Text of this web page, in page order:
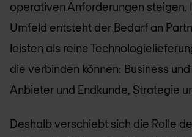
operativen Anforderungen steigen.
Umfeld entsteht der Bedarf an
leisten als reine
die verbinden können: Business
Anbieter und Endkunde, Strategie
Deshalb verschiebt sich die Rolle